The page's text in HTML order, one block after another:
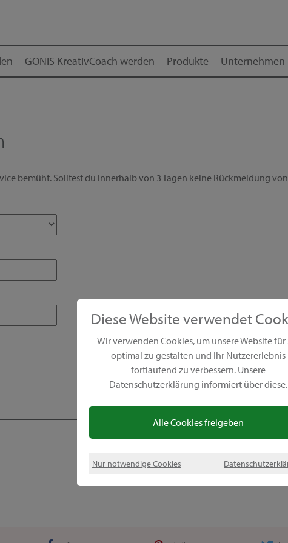
Diese Website verwendet
Wir verwenden Cookies, um unsere Website für
optimal zu gestalten und Ihr Nutzererlebnis
fortlaufend zu verbessern. Unsere
Datenschutzerklärung informiert über diese.
Alle Cookies freigeben
Nur notwendige Cookies
GONIS KreativCoach werden Produkte Unternehmen
bemüht. Solltest du innerhalb von 3 Tagen keine Rückmeldung